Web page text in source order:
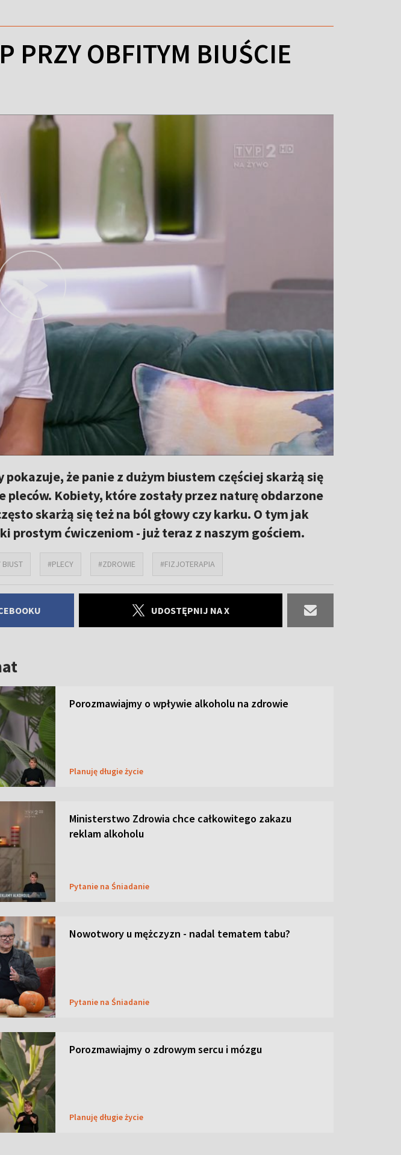
PRZY OBFITYM BIUŚCIE
że panie z dużym biustem częściej skarżą się
pleców. Kobiety, które zostały przez naturę obdarzone
skarżą się też na ból głowy czy karku. O tym jak
prostym ćwiczeniom - już teraz z naszym gościem.
BIUST #PLECY #ZDROWIE #FIZJOTERAPIA
UDOSTĘPNIJ NA X
Porozmawiajmy o wpływie alkoholu na zdrowie
Planuję długie życie
Ministerstwo Zdrowia chce całkowitego zakazu
reklam alkoholu
Pytanie na Śniadanie
Nowotwory u mężczyzn - nadal tematem tabu?
Pytanie na Śniadanie
Porozmawiajmy o zdrowym sercu i mózgu
Planuję długie życie